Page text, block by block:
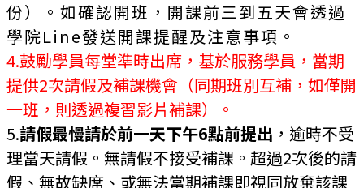
份）。如確認開班，開課前三到五天會透過
學院Line發送開課提醒及注意事項。
4.鼓勵學員每堂準時出席，基於服務學員，當期
提供2次請假及補課機會（同期班別互補，如僅開
一班，則透過複習影片補課）。
5.請假最慢請於前一天下午6點前提出 ，逾時不受
理當天請假。無請假不接受補課。超過2次後的請
假、無故缺席、或無法當期補課即視同放棄該課